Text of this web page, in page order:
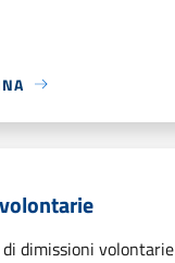
dimissioni volontarie